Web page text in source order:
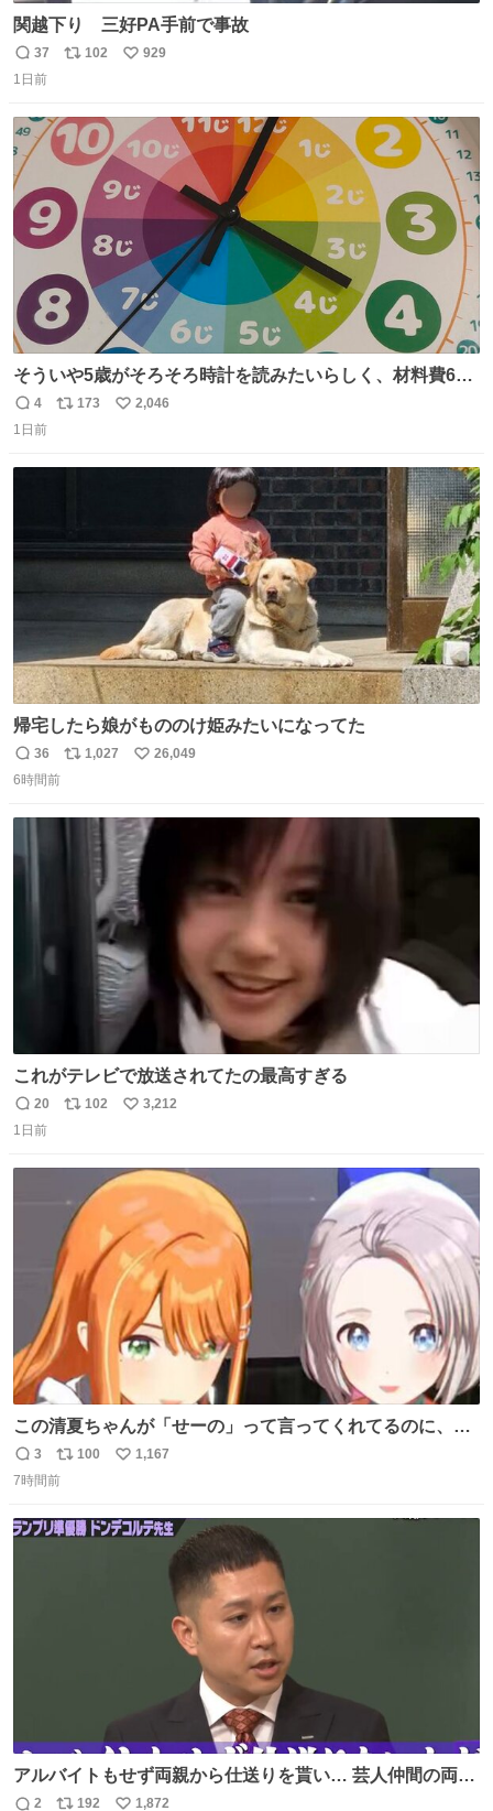
関越下り 三好PA手前で事故
返
信
37
リ
ト
数
102
い
数
929
1日前
そういや5歳がそろそろ時計を読みたいらしく、材料費600
円で作れる知育時計作ってみた！ めっちゃ簡単！ ありがと
う先人！
返
信
4
リ
173
い
2,046
1日前
帰宅したら娘がもののけ姫みたいになってた
返
信
36
リ
1,027
い
数
26,049
6時間前
これがテレビで放送されてたの最高すぎる
返
信
20
リ
数
102
い
数
3,212
1日前
この清夏ちゃんが「せーの」って言ってくれてるのに、一
瞬何かわからず 理解した時に息を飲んでから「じゃん！」
ってしてるリーリヤが可愛い 多分同士はいっぱいいると思
返
信
3
リ
ポ
ト
100
い
数
1,167
7時間前
アルバイトもせず両親から仕送りを貰い… 芸人仲間の両親
のスネまでかじる!? ドンデコルテ銀次⚡️ 無料見逃し配信は
2 192 1,872